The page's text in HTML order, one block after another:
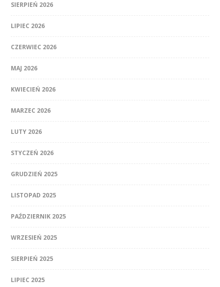
SIERPIEŃ 2026
LIPIEC 2026
CZERWIEC 2026
MAJ 2026
KWIECIEŃ 2026
MARZEC 2026
LUTY 2026
STYCZEŃ 2026
GRUDZIEŃ 2025
LISTOPAD 2025
PAŹDZIERNIK 2025
WRZESIEŃ 2025
SIERPIEŃ 2025
LIPIEC 2025